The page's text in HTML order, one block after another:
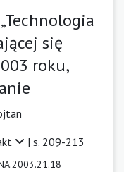
się
roku,
| s. 209-213